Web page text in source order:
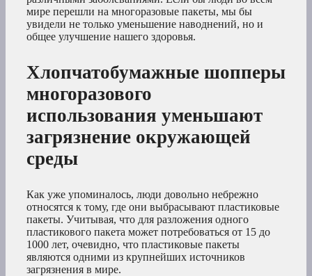
мире перешли на многоразовые пакеты, мы бы
увидели не только уменьшение наводнений, но и
общее улучшение нашего здоровья.
Хлопчатобумажные шопперы
многоразового
использования уменьшают
загрязнение окружающей
среды
Как уже упоминалось, люди довольно небрежно
относятся к тому, где они выбрасывают пластиковые
пакеты. Учитывая, что для разложения одного
пластикового пакета может потребоваться от 15 до
1000 лет, очевидно, что пластиковые пакеты
являются одними из крупнейших источников
загрязнения в мире.